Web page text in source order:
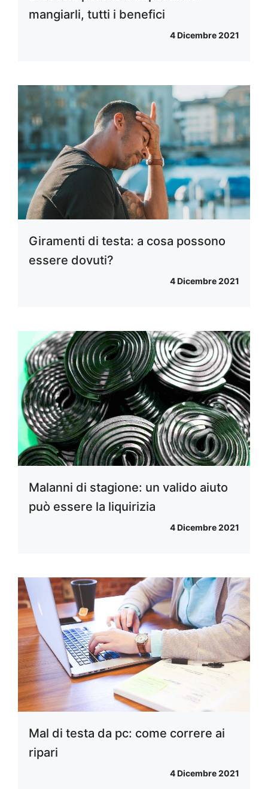
mangiarli, tutti i benefici
4 Dicembre 2021
Giramenti di testa: a cosa possono
essere dovuti?
4 Dicembre 2021
Malanni di stagione: un valido aiuto
può essere la liquirizia
4 Dicembre 2021
Mal di testa da pc: come correre ai
ripari
4 Dicembre 2021